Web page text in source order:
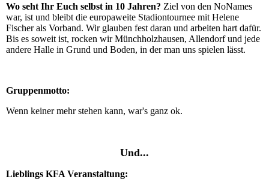
Wo seht Ihr Euch selbst in 10 Jahren? Ziel von den NoNames
war, ist und bleibt die europaweite Stadiontournee mit Helene
Fischer als Vorband. Wir glauben fest daran und arbeiten hart dafür.
Bis es soweit ist, rocken wir Münchholzhausen, Allendorf und jede
andere Halle in Grund und Boden, in der man uns spielen lässt.
Gruppenmotto:
Wenn keiner mehr stehen kann, war's ganz ok.
Und...
Lieblings KFA Veranstaltung: